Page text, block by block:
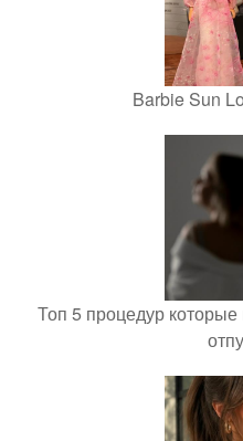
Barbie Sun
Топ 5 процедур